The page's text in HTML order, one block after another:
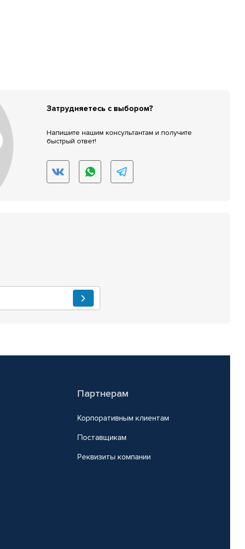
Затрудняетесь с выбором?
Напишите нашим консультантам и получите
быстрый ответ!
Партнерам
Корпоративным клиентам
Поставщикам
Реквизиты компании